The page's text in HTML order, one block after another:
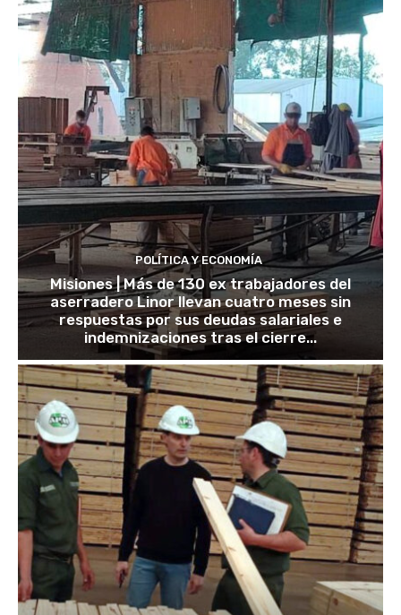
POLÍTICA Y ECONOMÍA
Misiones | Más de 130 ex trabajadores del
aserradero Linor llevan cuatro meses sin
respuestas por sus deudas salariales e
indemnizaciones tras el cierre...